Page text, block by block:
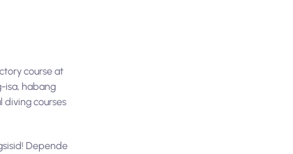
course at
isa, habang
courses
Depende